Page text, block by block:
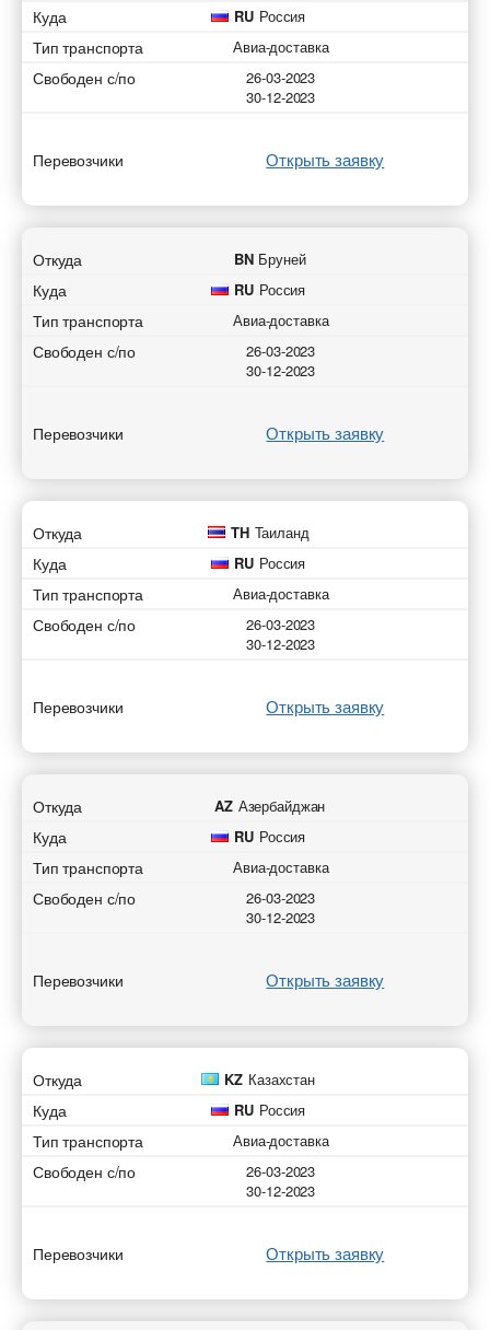
Куда RU Россия
Тип транспорта Авиа-доставка
Свободен с/по
26-03-2023
30-12-2023
Перевозчики Открыть заявку
Откуда BN Бруней
Куда RU Россия
Тип транспорта Авиа-доставка
Свободен с/по
26-03-2023
30-12-2023
Перевозчики Открыть заявку
Откуда TH Таиланд
Куда RU Россия
Тип транспорта Авиа-доставка
Свободен с/по
26-03-2023
30-12-2023
Перевозчики Открыть заявку
Откуда AZ Азербайджан
Куда RU Россия
Тип транспорта Авиа-доставка
Свободен с/по
26-03-2023
30-12-2023
Перевозчики Открыть заявку
Откуда KZ Казахстан
Куда RU Россия
Тип транспорта Авиа-доставка
Свободен с/по
26-03-2023
30-12-2023
Перевозчики Открыть заявку